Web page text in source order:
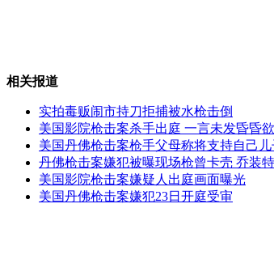
美国首名女航天员去世
银婚最佳礼物:女子捐肾救夫
相关报道
实拍毒贩闹市持刀拒捕被水枪击倒
美国影院枪击案杀手出庭 一言未发昏昏
美国丹佛枪击案枪手父母称将支持自己
丹佛枪击案嫌犯被曝现场枪曾卡壳 乔装
美国影院枪击案嫌疑人出庭画面曝光
美国丹佛枪击案嫌犯23日开庭受审